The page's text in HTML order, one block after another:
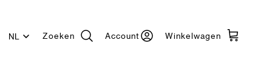
Taal
Zoeken Account Winkelwagen